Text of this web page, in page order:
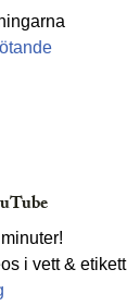
i vett & etikett